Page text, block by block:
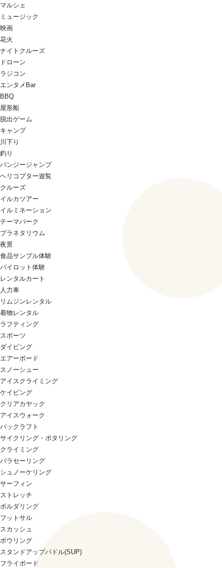
マルシェ
ミュージック
映画
花火
ナイトクルーズ
ドローン
ラジコン
エンタメBar
BBQ
屋形船
脱出ゲーム
キャンプ
川下り
釣り
バンジージャンプ
ヘリコプター遊覧
クルーズ
イルカツアー
イルミネーション
テーマパーク
プラネタリウム
夜景
食品サンプル体験
パイロット体験
レンタルカート
人力車
リムジンレンタル
着物レンタル
ラフティング
スポーツ
ダイビング
エアーボード
スノーシュー
アイスクライミング
ケイビング
クリアカヤック
アイスウォーク
パックラフト
サイクリング・ポタリング
クライミング
パラセーリング
シュノーケリング
サーフィン
ストレッチ
ボルダリング
フットサル
スカッシュ
ボウリング
スタンドアップパドル(SUP)
フライボード